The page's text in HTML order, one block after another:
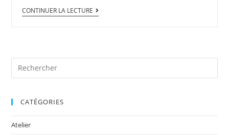
CONTINUER LA LECTURE
CATÉGORIES
Atelier